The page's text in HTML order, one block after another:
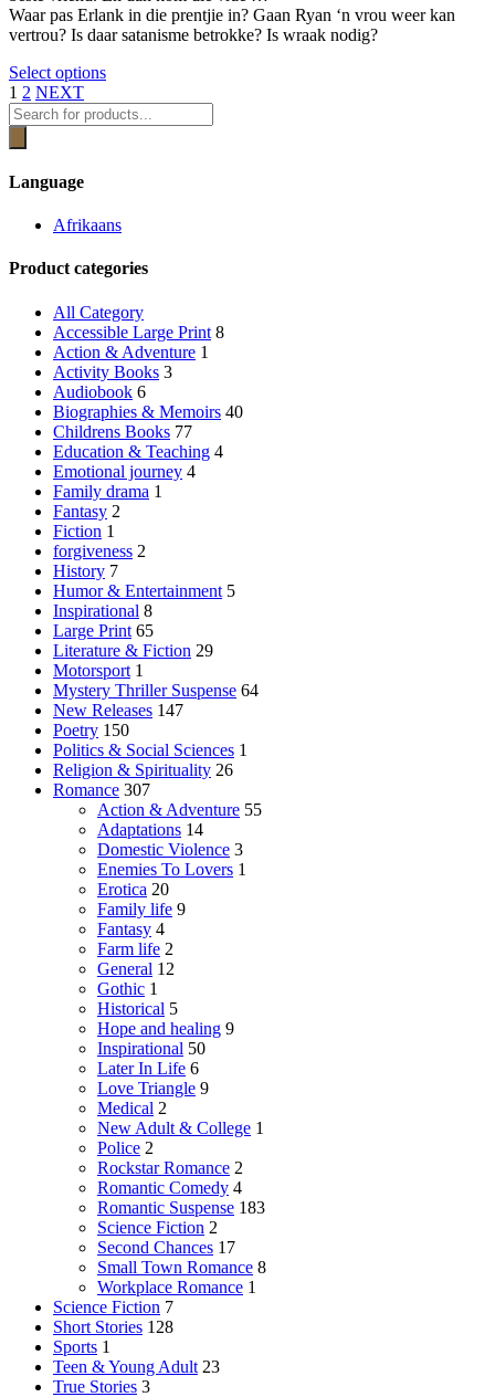
page
chosen
on
product
Waar pas Erlank in die prentjie in? Gaan Ryan ‘n vrou weer kan
vertrou? Is daar satanisme betrokke? Is wraak nodig?
Select optionsThis
has
multiple
be
on
product
page
1 2 NEXT
Products
search
Language
Afrikaans
Product categories
All Category
Accessible Large Print 8
Action & Adventure 1
Activity Books 3
Audiobook 6
Biographies & Memoirs 40
Childrens Books 77
Education & Teaching 4
Emotional journey 4
Family drama 1
Fantasy 2
Fiction 1
forgiveness 2
History 7
Humor & Entertainment 5
Inspirational 8
Large Print 65
Literature & Fiction 29
Motorsport 1
Mystery Thriller Suspense 64
New Releases 147
Poetry 150
Politics & Social Sciences 1
Religion & Spirituality 26
Romance 307
Action & Adventure 55
Adaptations 14
Domestic Violence 3
Enemies To Lovers 1
Erotica 20
Family life 9
Fantasy 4
Farm life 2
General 12
Gothic 1
Historical 5
Hope and healing 9
Inspirational 50
Later In Life 6
Love Triangle 9
Medical 2
New Adult & College 1
Police 2
Rockstar Romance 2
Romantic Comedy 4
Romantic Suspense 183
Science Fiction 2
Second Chances 17
Small Town Romance 8
Workplace Romance 1
Science Fiction 7
Short Stories 128
Sports 1
Teen & Young Adult 23
True Stories 3